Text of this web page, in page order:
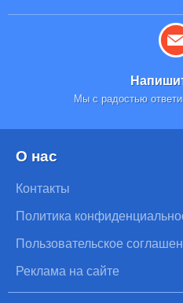
Мы с радостью
О нас
Контакты
Политика
Пользовательское
Реклама на сайте